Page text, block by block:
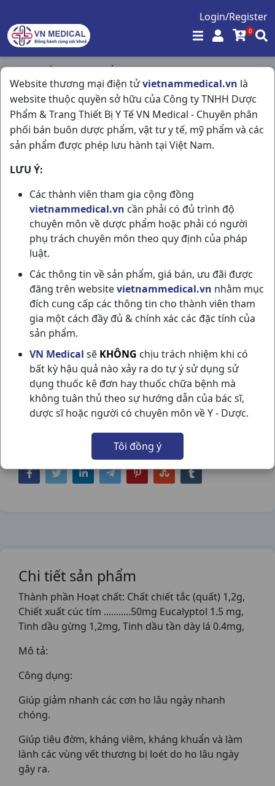
Login/Register
0
Website thương mại điện tửvietnammedical.vn là
website thuộc quyền sở hữu của Công ty TNHH Dược
Phẩm & Trang Thiết Bị Y Tế VN Medical - Chuyên phân
phối bán buôn dược phẩm, vật tư y tế, mỹ phẩm và các
sản phẩm được phép lưu hành tại Việt Nam.
LƯU Ý:
Các thành viên tham gia cộng đồng
vietnammedical.vn cần phải có đủ trình độ
chuyên môn về dược phẩm hoặc phải có người
phụ trách chuyên môn theo quy định của pháp
luật.
Các thông tin về sản phẩm, giá bán, ưu đãi được
đăng trên websitevietnammedical.vn nhằm mục
đích cung cấp các thông tin cho thành viên tham
gia một cách đầy đủ & chính xác các đặc tính của
sản phẩm.
VN Medical sẽ KHÔNG chịu trách nhiệm khi có
bất kỳ hậu quả nào xảy ra do tự ý sử dụng sử
dụng thuốc kê đơn hay thuốc chữa bệnh mà
không tuân thủ theo sự hướng dẫn của bác sĩ,
dược sĩ hoặc người có chuyên môn về Y - Dược.
Tôi đồng ý
Trang chủ / Thực Phẩm Chức Năng /
Siro Ho Ong Vàng Plus H30g5ml Herbal
SIRO HO ONG VÀNG PLUS H30G5ML
HERBAL
NSX:Herbal
Nhóm hàng:
Thực Phẩm Chức Năng,
Chia sẻ qua mạng xã hội:
Chi tiết sản phẩm
Thành phần Hoạt chất: Chất chiết tắc (quất) 1,2g,
Chiết xuất cúc tím ...........50mg Eucalyptol 1.5 mg,
Tinh dầu gừng 1,2mg, Tinh dầu tần dày lá 0.4mg,
Mô tả:
Công dụng:
Giúp giảm nhanh các cơn ho lâu ngày nhanh
chóng.
Giúp tiêu đờm, kháng viêm, kháng khuẩn và làm
lành các vùng vết thương bị loét do ho lâu ngày
gây ra.